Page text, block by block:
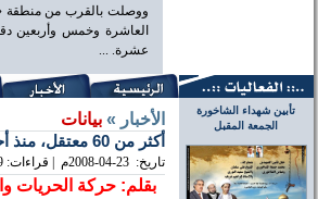
ووصلت بالقرب من منطقة
العاشرة وخمس وأربعين
عشرة. ...
تأبين شهداء الشاخورة
الجمعة المقبل
الأخبار »بيانات
أكثر من 60 معتقل، منذ أحداث ديسمبر، الحكم على شاب وتغيير التهمة للآخر
تاريخ: 2008-04-23م | قراءات: 969
بقلم: حركة الحريات